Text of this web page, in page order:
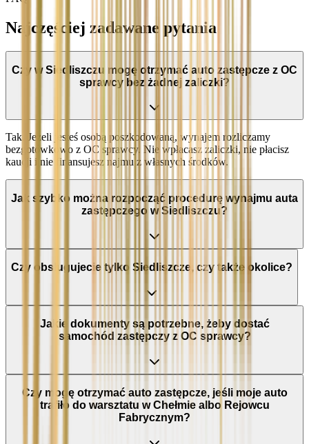
Najczęściej zadawane pytania
Czy w Siedliszczu mogę otrzymać auto zastępcze z OC
sprawcy bez żadnej zaliczki?
Tak. Jeżeli jesteś osobą poszkodowaną, wynajem rozliczamy
bezgotówkowo z OC sprawcy. Nie wpłacasz zaliczki, nie płacisz
kaucji i nie finansujesz najmu z własnych środków.
Jak szybko można rozpocząć procedurę wynajmu auta
zastępczego w Siedliszczu?
Czy obsługujecie tylko Siedliszcze, czy także okolice?
Jakie dokumenty są potrzebne, żeby dostać
samochód zastępczy z OC sprawcy?
Czy mogę otrzymać auto zastępcze, jeśli moje auto
trafiło do warsztatu w Chełmie albo Rejowcu
Fabrycznym?